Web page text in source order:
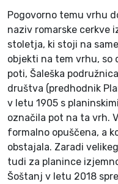
Pogovorno temu vrhu
naziv romarske cerkve
stoletja, ki stoji na
objekti na tem vrhu, so
poti, Šaleška
društva (predhodnik
v letu 1905 s
označila pot na ta vrh.
formalno opuščena, a
obstajala. Zaradi
tudi za planince
Šoštanj v letu 2018